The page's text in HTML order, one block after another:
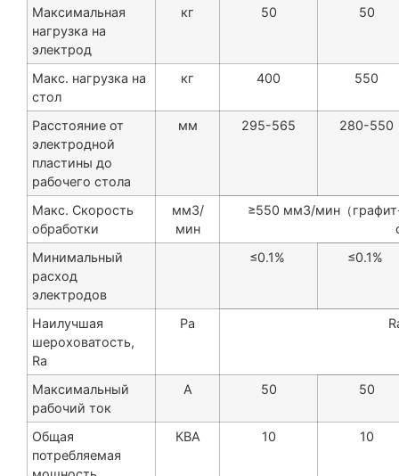
Максимальная
нагрузка на
электрод
кг 50 50
Макс. нагрузка на
стол
кг 400 550
Расстояние от
электродной
пластины до
рабочего стола
мм 295-565 280-550
Макс. Скорость
обработки
мм3/
мин
≥550 мм3/мин（
Минимальный
расход
электродов
≤0.1% ≤0.1%
Наилучшая
шероховатость,
Ra
Ра
Максимальный
рабочий ток
A 50 50
Общая
потребляемая
КВА 10 10